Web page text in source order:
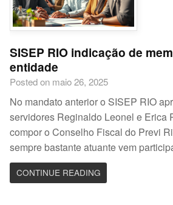
SISEP RIO indicação de
entidade
Posted on maio 26, 2025
No mandato anterior o SISEP RIO
servidores Reginaldo Leonel e Erica
compor o Conselho Fiscal do Previ
sempre bastante atuante vem
CONTINUE READING